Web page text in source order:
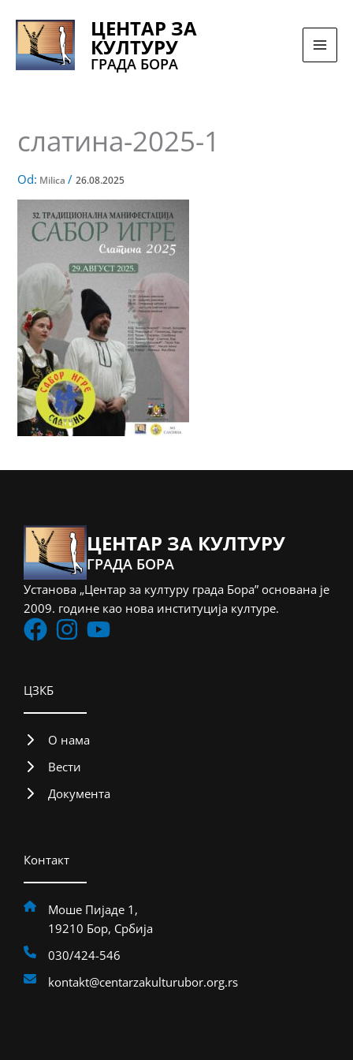
sadržaj
ЦЕНТАР ЗА
КУЛТУРУ
ГРАДА БОРА
слатина-2025-1
Od: Milica/26.08.2025
ЦЕНТАР ЗА КУЛТУРУ
ГРАДА БОРА
Установа „Центар за културу града Бора” основана је
2009. године као нова институција културе.
ЦЗКБ
О нама
Вести
Документа
Контакт
Моше Пијаде 1,
19210 Бор, Србија
030/424-546
kontakt@centarzakulturubor.org.rs